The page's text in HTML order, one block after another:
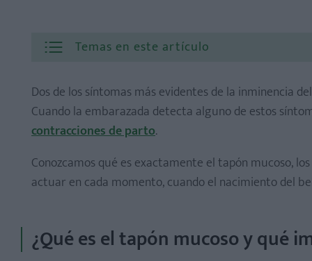
Temas en este artículo
Dos de los síntomas más evidentes de la inminencia
Cuando la embarazada detecta alguno de estos
contracciones de parto.
Conozcamos qué es exactamente el tapón mucoso,
actuar en cada momento, cuando el nacimiento del
¿Qué es el tapón mucoso y qué